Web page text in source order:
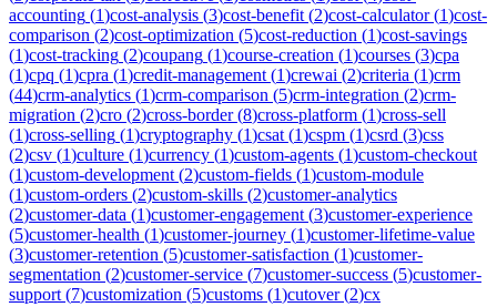
accounting (1)cost-analysis (3)cost-benefit (2)cost-calculator(1)cost-
comparison (2)cost-optimization (5)cost-reduction (1)cost-savings
(1)cost-tracking (2)coupang (1)course-creation (1)courses (3)cpa
(1)cpq (1)cpra (1)credit-management (1)crewai (2)criteria (1)crm
(44)crm-analytics (1)crm-comparison (5)crm-integration (2)crm-
migration (2)cro (2)cross-border(8)cross-platform (1)cross-sell
(1)cross-selling (1)cryptography (1)csat (1)cspm (1)csrd (3)css
(2)csv (1)culture (1)currency (1)custom-agents (1)custom-checkout
(1)custom-development (2)custom-fields (1)custom-module
(1)custom-orders (2)custom-skills (2)customer-analytics
(2)customer-data (1)customer-engagement (3)customer-experience
(5)customer-health (1)customer-journey (1)customer-lifetime-value
(3)customer-retention (5)customer-satisfaction (1)customer-
segmentation (2)customer-service (7)customer-success (5)customer-
support (7)customization (5)customs (1)cutover(2)cx